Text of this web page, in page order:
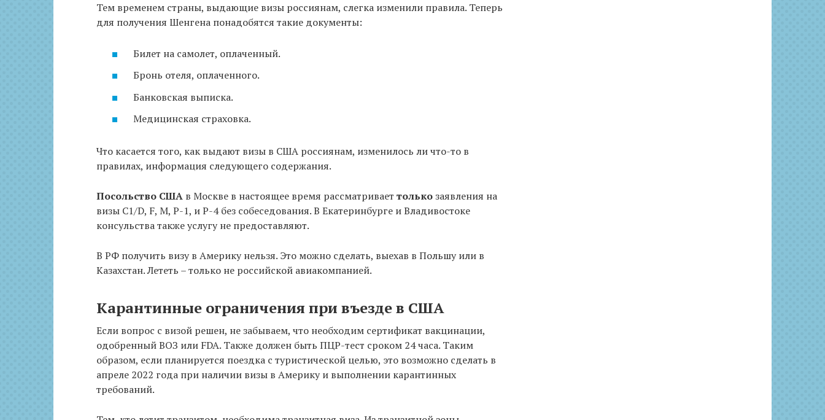
Тем временем страны, выдающие визы россиянам, слегка изменили правила. Теперь
для получения Шенгена понадобятся такие документы:
Билет на самолет, оплаченный.
Бронь отеля, оплаченного.
Банковская выписка.
Медицинская страховка.
Что касается того, как выдают визы в США россиянам, изменилось ли что-то в
правилах, информация следующего содержания.
Посольство США в Москве в настоящее время рассматривает толькозаявления на
визы C1/D, F, M, P-1, и P-4 без собеседования. В Екатеринбурге и Владивостоке
консульства также услугу не предоставляют.
В РФ получить визу в Америку нельзя. Это можно сделать, выехав в Польшу или в
Казахстан. Лететь – только не российской авиакомпанией.
Карантинные ограничения при въезде в США
Если вопрос с визой решен, не забываем, что необходим сертификат вакцинации,
одобренный ВОЗ или FDA. Также должен быть ПЦР-тест сроком 24 часа. Таким
образом, если планируется поездка с туристической целью, это возможно сделать в
апреле 2022 года при наличии визы в Америку и выполнении карантинных
требований.